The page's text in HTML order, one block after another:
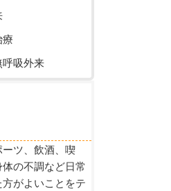
吸外来
ツ、飲酒、喫
の不調など日常
がよいことをテ